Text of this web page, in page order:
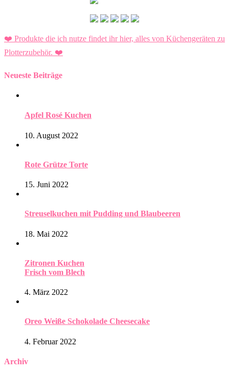
❤️ Produkte die ich nutze findet ihr hier, alles von Küchengeräten zu
Plotterzubehör. ❤️
Neueste Beiträge
Apfel Rosé Kuchen
10. August 2022
Rote Grütze Torte
15. Juni 2022
Streuselkuchen mit Pudding und Blaubeeren
18. Mai 2022
Zitronen Kuchen
Frisch vom Blech
4. März 2022
Oreo Weiße Schokolade Cheesecake
4. Februar 2022
Archiv